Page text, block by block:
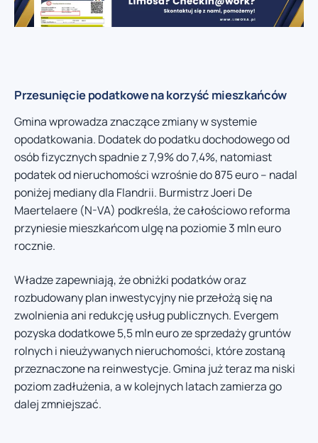
Przesunięcie podatkowe na korzyść mieszkańców
Gmina wprowadza znaczące zmiany w systemie
opodatkowania. Dodatek do podatku dochodowego od
osób fizycznych spadnie z 7,9% do 7,4%, natomiast
podatek od nieruchomości wzrośnie do 875 euro – nadal
poniżej mediany dla Flandrii. Burmistrz Joeri De
Maertelaere (N-VA) podkreśla, że całościowo reforma
przyniesie mieszkańcom ulgę na poziomie 3 mln euro
rocznie.
Władze zapewniają, że obniżki podatków oraz
rozbudowany plan inwestycyjny nie przełożą się na
zwolnienia ani redukcję usług publicznych. Evergem
pozyska dodatkowe 5,5 mln euro ze sprzedaży gruntów
rolnych i nieużywanych nieruchomości, które zostaną
przeznaczone na reinwestycje. Gmina już teraz ma niski
poziom zadłużenia, a w kolejnych latach zamierza go
dalej zmniejszać.